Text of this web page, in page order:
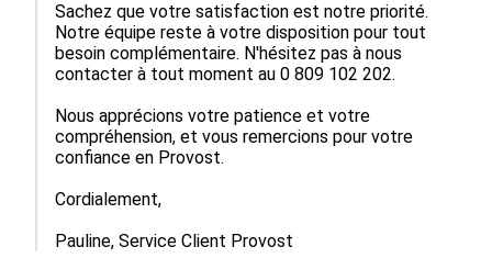
Sachez que votre satisfaction est notre priorité.
Notre équipe reste à votre disposition pour tout
besoin complémentaire. N'hésitez pas à nous
contacter à tout moment au 0 809 102 202.
Nous apprécions votre patience et votre
compréhension, et vous remercions pour votre
confiance en Provost.
Cordialement,
Pauline, Service Client Provost